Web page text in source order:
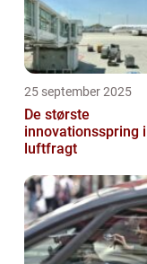
25 september 2025
De største
innovationsspring i
luftfragt